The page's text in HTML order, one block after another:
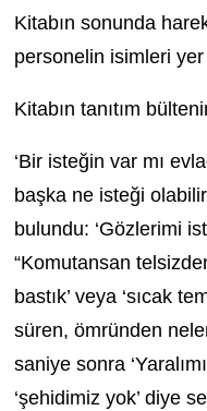
Kitabın sonunda
personelin isimleri
Kitabın tanıtım
‘Bir isteğin var mı
başka ne isteği
bulundu: ‘Gözlerimi
“Komutansan
bastık’ veya ‘sıcak
süren, ömründen
saniye sonra
‘şehidimiz yok’ diye